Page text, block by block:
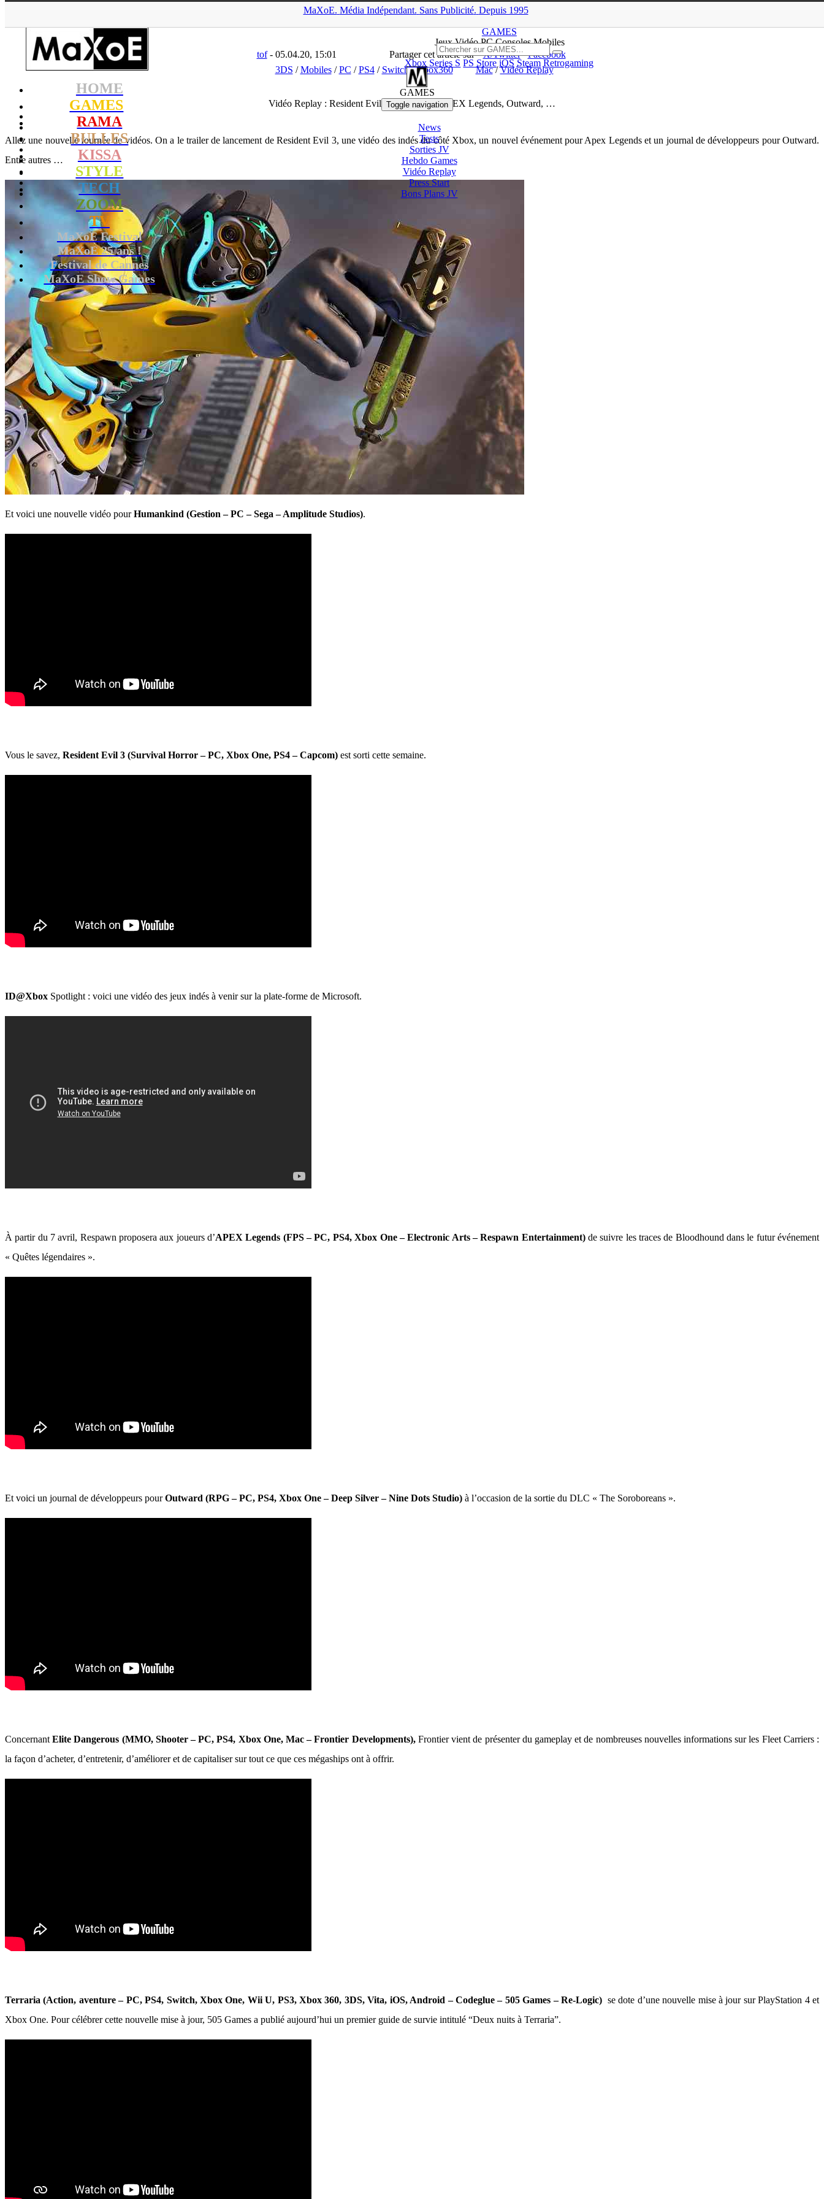
MaXoE. Média Indépendant. Sans Publicité. Depuis 1995
HOME
GAMES
RAMA
BULLES
KISSA
STYLE
TECH
ZOOM
TV
MaXoE Festival
MaXoE 25 ans !
Festival de Cannes
MaXoE Show Games
GAMES
JeuxVidéoPC Consoles Mobiles
Xbox Series S PS Store iOS Steam Retrogaming
GAMES
Toggle navigation
News
Tests
SortiesJV
Hebdo Games
Vidéo Replay
Press Start
Bons PlansJV
▲
tof- 05.04.20, 15:01 Partager cet article sur X/Twitter
Facebook
3DS /Mobiles/PC /PS4/ Switch/Xbox360 Mac/Vidéo Replay
Vidéo Replay : Resident Evil 3, ID@Xbox, APEX Legends, Outward, …
Allez une nouvelle fournée de vidéos. On a le trailer de lancement de Resident Evil 3, une vidéo des indés du côté Xbox, un nouvel événement pour Apex Legends et un journal de développeurs pour Outward.
Entre autres …
Et voici une nouvelle vidéo pourHumankind (Gestion – PC – Sega – Amplitude Studios).
Vous le savez, Resident Evil 3 (Survival Horror – PC, Xbox One, PS4 – Capcom) est sorti cette semaine.
ID@Xbox Spotlight : voici une vidéo des jeux indés à venir sur la plate-forme de Microsoft.
À partir du 7 avril, Respawn proposera aux joueurs d’APEX Legends (FPS – PC, PS4, Xbox One – Electronic Arts – Respawn Entertainment)de suivre les traces de Bloodhound dans le futur événement
« Quêtes légendaires ».
Et voici un journal de développeurs pourOutward (RPG – PC, PS4, Xbox One – Deep Silver – Nine Dots Studio) à l’occasion de la sortie du DLC « The Soroboreans ».
Concernant Elite Dangerous (MMO, Shooter – PC, PS4, Xbox One, Mac – Frontier Developments), Frontier vient de présenter du gameplay et de nombreuses nouvelles informations sur les Fleet Carriers :
la façon d’acheter, d’entretenir, d’améliorer et de capitaliser sur tout ce que ces mégaships ont à offrir.
Terraria (Action, aventure – PC, PS4, Switch, Xbox One, Wii U, PS3, Xbox 360, 3DS, Vita, iOS, Android – Codeglue – 505 Games – Re-Logic) se dote d’une nouvelle mise à jour sur PlayStation 4 et
Xbox One. Pour célébrer cette nouvelle mise à jour, 505 Games a publié aujourd’hui un premier guide de survie intitulé “Deux nuits à Terraria”.